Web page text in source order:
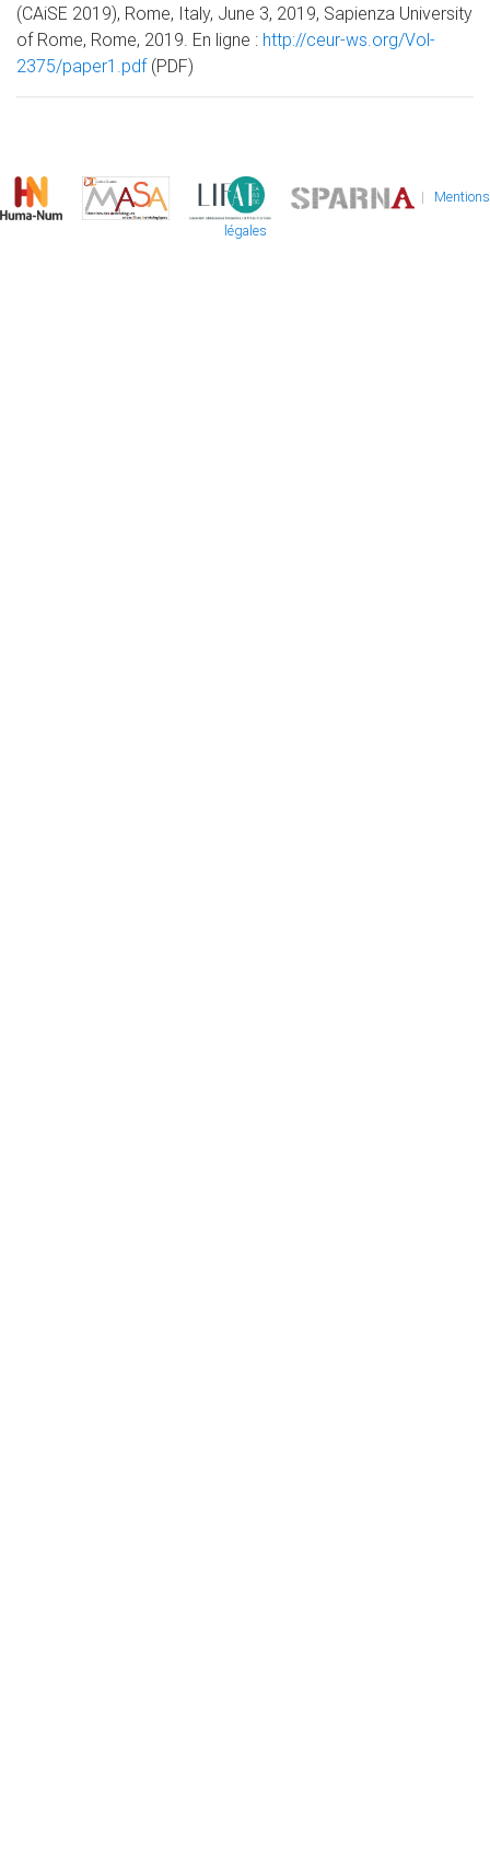
(CAiSE 2019), Rome, Italy, June 3, 2019, Sapienza University
of Rome, Rome, 2019. En ligne : http://ceur-ws.org/Vol-
2375/paper1.pdf(PDF)
| Mentions
légales